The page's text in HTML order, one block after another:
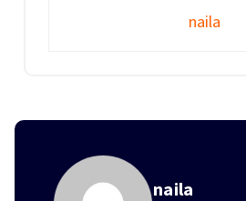
naila
naila